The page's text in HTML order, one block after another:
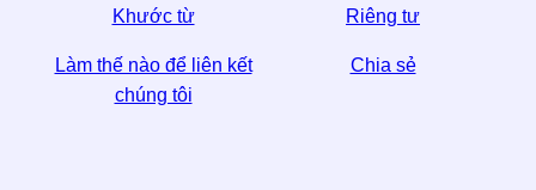
Khước từ Riêng tư
Làm thế nào để liên kết
chúng tôi
Chia sẻ